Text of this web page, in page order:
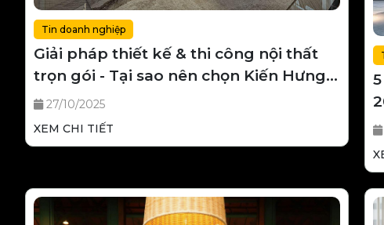
Tin doanh nghiệp
Giải pháp thiết kế & thi công nội thất
trọn gói - Tại sao nên chọn Kiến Hưng
Group
27/10/2025
XEM CHI TIẾT